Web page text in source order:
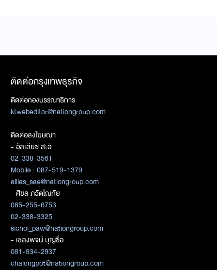
ติดต่อกรุงเทพธุรกิจ
ติดต่อกองบรรณาธิการ
ktwebeditor@nationgroup.com
ติดต่อลงโฆษณา
- อัลเลียซ สะอิ
02-338-3561
Mobile : 087-519-1379
allias_sae@nationgroup.com
- ศิชล ภวัตโณทัย
085-255-6753
02-338-3325
sichol_paw@nationgroup.com
- เชลงพจน์ บุญซื่อ
081-934-2937
chalengpot@nationgroup.com